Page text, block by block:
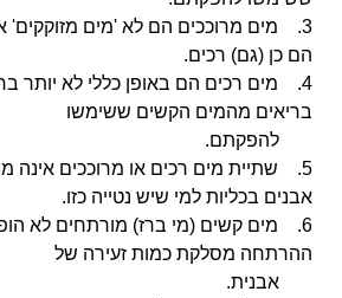
3. מים מרוככים הם לא 'מים מזוקקים'
הם כן (גם) רכים.
4. מים רכים הם באופן כללי לא יותר
בריאים מהמים הקשים ששימשו
להפקתם.
5. שתיית מים רכים או מרוככים אינה
אבנים בכליות למי שיש נטייה כזו.
6. מים קשים (מי ברז) מורתחים לא
ההרתחה מסלקת כמות זעירה של
אבנית.